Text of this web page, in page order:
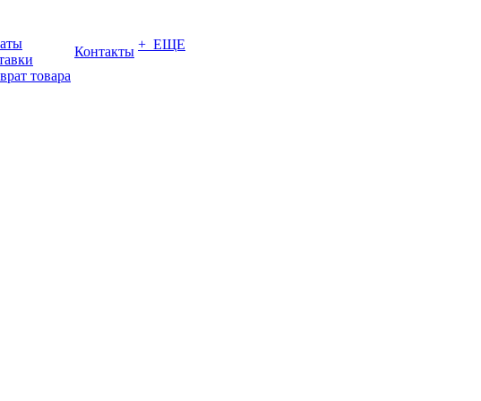
товара
Контакты + ЕЩЕ